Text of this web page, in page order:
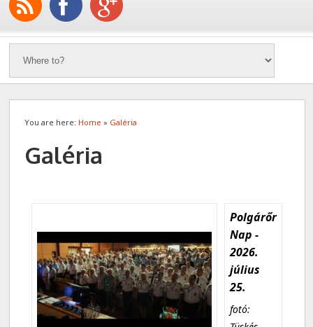
You are here: Home » Galéria
Galéria
Polgárőr
Nap -
2026.
július
25.
fotó: